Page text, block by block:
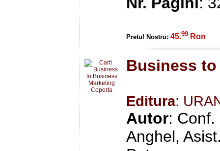
Pretul Nostru: 45.99 Ron
Business
Editura:
Autor:
Anghel,